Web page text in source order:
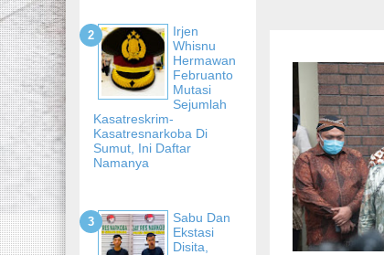
Irjen
Whisnu
Hermawan
Februanto
Mutasi
Sejumlah
Kasatreskrim-
Kasatresnarkoba Di
Sumut, Ini Daftar
Namanya
Sabu Dan
Ekstasi
Disita,